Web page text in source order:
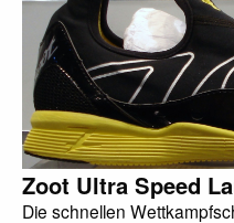
Zoot Ultra Speed
Die schnellen